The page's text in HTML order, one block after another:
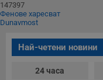
147397
Фенове харесват
Dunavmost
Най-четени новини
24 часа